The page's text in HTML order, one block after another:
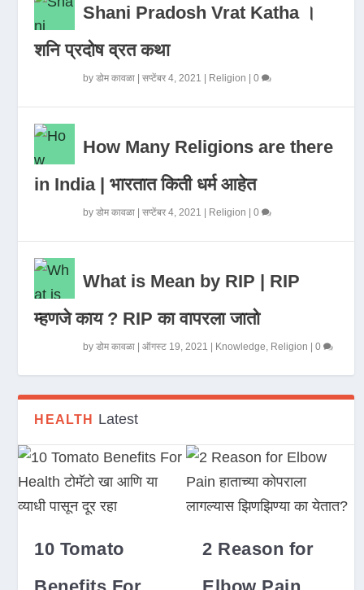
Shani Pradosh Vrat Katha ।
शनि प्रदोष व्रत कथा
byडोम कावळा |सप्टेंबर 4, 2021 Religion |0
How Many Religions are there
in India | भारतात किती धर्म आहेत
byडोम कावळा |सप्टेंबर 4, 2021 Religion |0
What is Mean by RIP | RIP
म्हणजे काय ? RIP का वापरला जातो
byडोम कावळा |ऑगस्ट 19, 2021 Knowledge, Religion |0
HEALTH Latest
10 Tomato
2 Reason for